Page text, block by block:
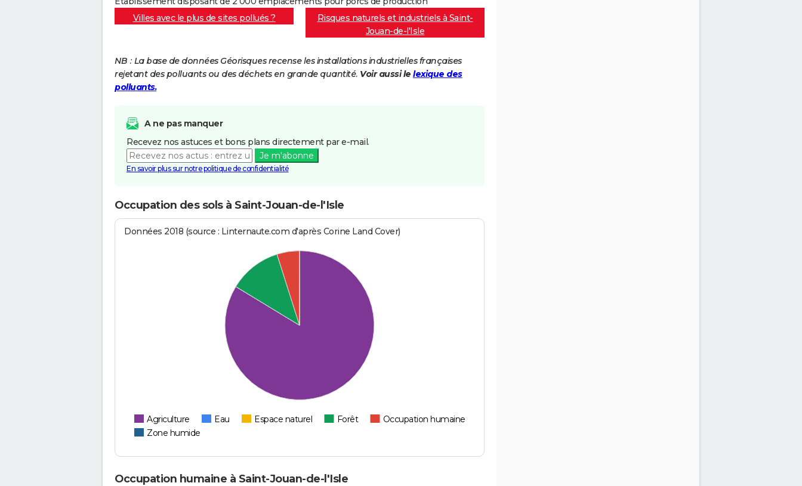
Villes avec le plus de sites pollués ?
Risques naturels et industriels à Saint-
Jouan-de-l'Isle
NB : La base de données Géorisques recense les installations industrielles françaises
rejetant des polluants ou des déchets en grande quantité. Voir aussi le lexique des
polluants.
A ne pas manquer
Recevez nos astuces et bons plans directement par e-mail.
Je m'abonne
En savoir plus sur notre politique de confidentialité
Occupation des sols à Saint-Jouan-de-l'Isle
Données 2018 (source : Linternaute.com d'après Corine Land Cover)
Agriculture Eau Espace naturel Forêt
Occupation humaine
Zone humide
Occupation humaine à Saint-Jouan-de-l'Isle